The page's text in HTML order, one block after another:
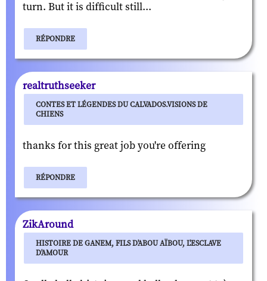
turn. But it is difficult still...
RÉPONDRE
realtruthseeker
CONTES ET LÉGENDES DU CALVADOS.VISIONS DE
CHIENS
thanks for this great job you're offering
RÉPONDRE
ZikAround
HISTOIRE DE GANEM, FILS D'ABOU AÏBOU, L'ESCLAVE
D'AMOUR